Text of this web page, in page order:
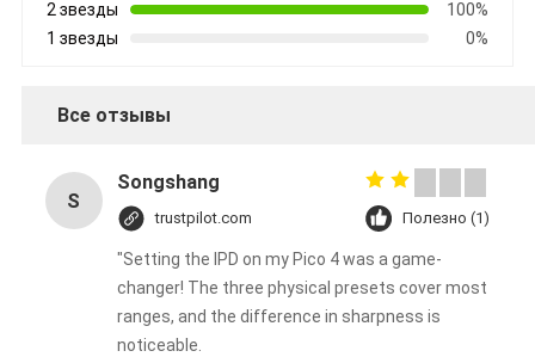
2 звезды
100%
1 звезды
0%
Все отзывы
S
Songshang
trustpilot.com Полезно (1)
"Setting the IPD on my Pico 4 was a game-
changer! The three physical presets cover most
ranges, and the difference in sharpness is
noticeable.